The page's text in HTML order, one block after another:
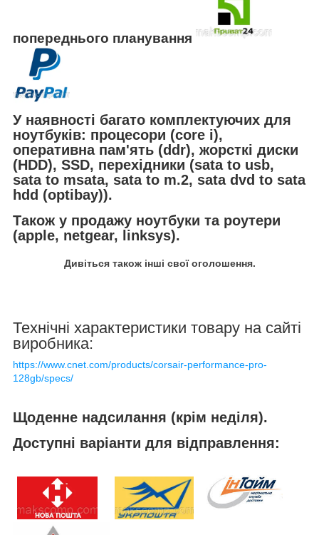
попереднього планування
У наявності багато комплектуючих для
ноутбуків: процесори (core i),
оперативна пам'ять (ddr), жорсткі диски
(HDD), SSD, перехідники (sata to usb,
sata to msata, sata to m.2, sata dvd to sata
hdd (optibay)).
Також у продажу ноутбуки та роутери
(apple, netgear, linksys).
Дивіться також інші свої оголошення.
Технічні характеристики товару на сайті
виробника:
https://www.cnet.com/products/corsair-performance-pro-
128gb/specs/
Щоденне надсилання (крім неділя).
Доступні варіанти для відправлення: